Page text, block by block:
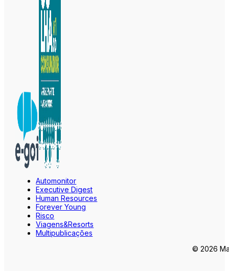
Automonitor
Executive Digest
Human Resources
Forever Young
Risco
Viagens&Resorts
Multipublicações
© 2026